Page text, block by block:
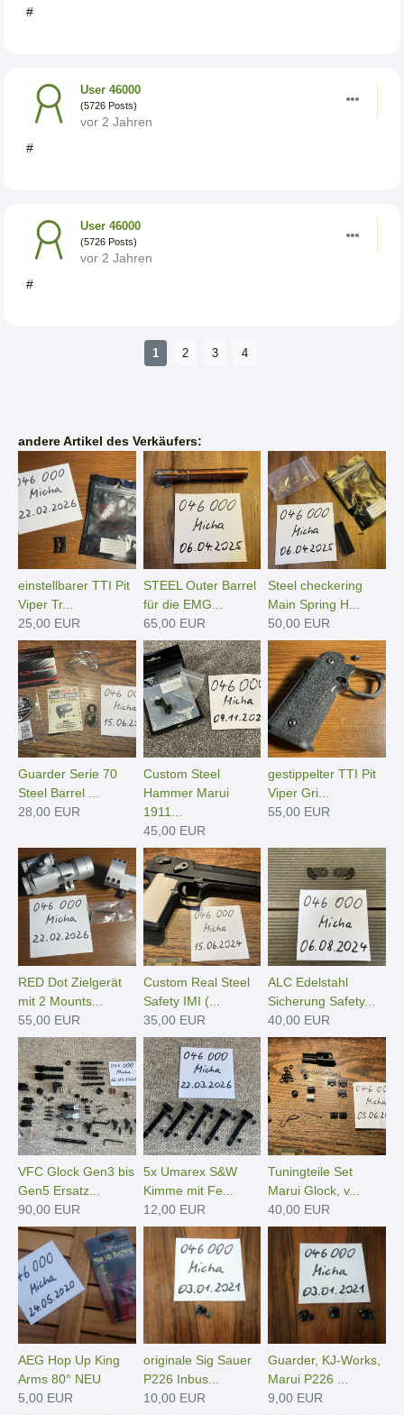
#
User 46000
(5726 Posts)
vor 2 Jahren
#
User 46000
(5726 Posts)
vor 2 Jahren
#
1 2 3 4
andere Artikel des Verkäufers:
einstellbarer TTI Pit
Viper Tr...
25,00 EUR
STEEL Outer Barrel
für die EMG...
65,00 EUR
Steel checkering
Main Spring H...
50,00 EUR
Guarder Serie 70
Steel Barrel ...
28,00 EUR
Custom Steel
Hammer Marui
1911...
45,00 EUR
gestippelter TTI Pit
Viper Gri...
55,00 EUR
RED Dot Zielgerät
mit 2 Mounts...
55,00 EUR
Custom Real Steel
Safety IMI (...
35,00 EUR
ALC Edelstahl
Sicherung Safety...
40,00 EUR
VFC Glock Gen3 bis
Gen5 Ersatz...
90,00 EUR
5x Umarex S&W
Kimme mit Fe...
12,00 EUR
Tuningteile Set
Marui Glock, v...
40,00 EUR
AEG Hop Up King
Arms 80° NEU
5,00 EUR
originale Sig Sauer
P226 Inbus...
10,00 EUR
Guarder, KJ-Works,
Marui P226 ...
9,00 EUR